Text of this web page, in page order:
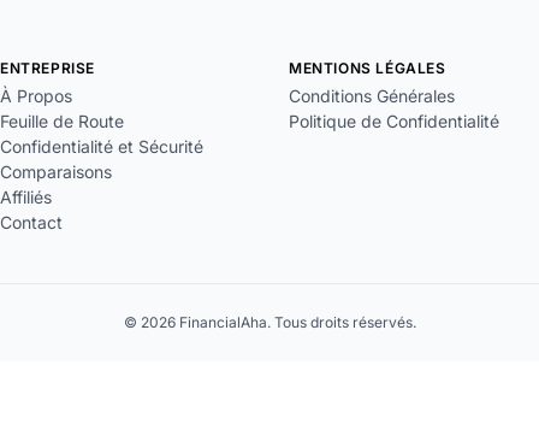
ENTREPRISE
À Propos
Feuille de Route
Confidentialité et Sécurité
Comparaisons
Affiliés
Contact
MENTIONS LÉGALES
Conditions Générales
Politique de Confidentialité
© 2026 FinancialAha. Tous droits réservés.